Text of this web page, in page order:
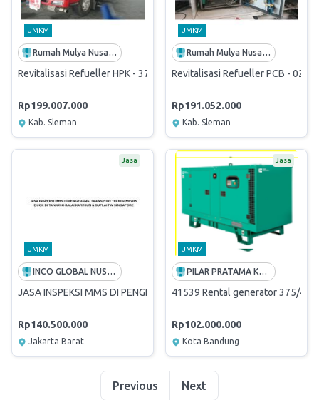
UMKM
Rumah Mulya Nusantara
Revitalisasi Refueller HPK - 37 25kL AFT Halim Perdana Kusuma
Rp199.007.000
Kab. Sleman
UMKM
Rumah Mulya Nusantara
Revitalisasi Refueller PCB - 02
Rp191.052.000
Kab. Sleman
Jasa
UMKM
INCO GLOBAL NUSANTARA
JASA INSPEKSI MMS DI PENGERANG, TRANSPORT TEKNISI MEWIS
Rp140.500.000
Jakarta Barat
Jasa
UMKM
PILAR PRATAMA KARSA
41539 Rental generator 375/400
Rp102.000.000
Kota Bandung
Previous Next